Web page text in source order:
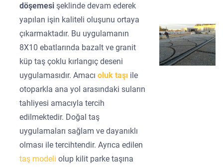
döşemesişeklinde devam ederek
yapılan işin kaliteli oluşunu ortaya
çıkarmaktadır. Bu uygulamanın
8X10 ebatlarında bazalt ve granit
küp taş çoklu kırlangıç deseni
uygulamasıdır. Amacıoluk taşı ile
otoparkla ana yol arasındaki suların
tahliyesi amacıyla tercih
edilmektedir. Doğal taş
uygulamaları sağlam ve dayanıklı
olması ile tercihtendir. Ayrıca edilen
taş modeliolup kilit parke taşına